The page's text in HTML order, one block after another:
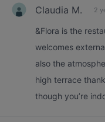
Claudia M. 2
&Flora is the
welcomes
also the
high terrace
though you’re